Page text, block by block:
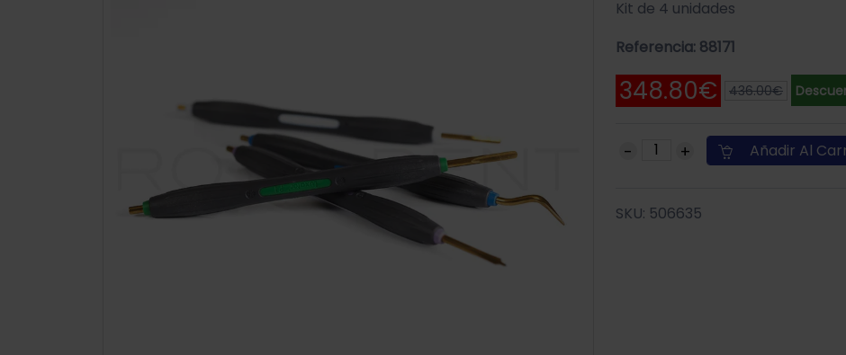
Kit de 4 unidades
Referencia: 88171
348.80€ 436.00€
Añadir Al
SKU: 506635